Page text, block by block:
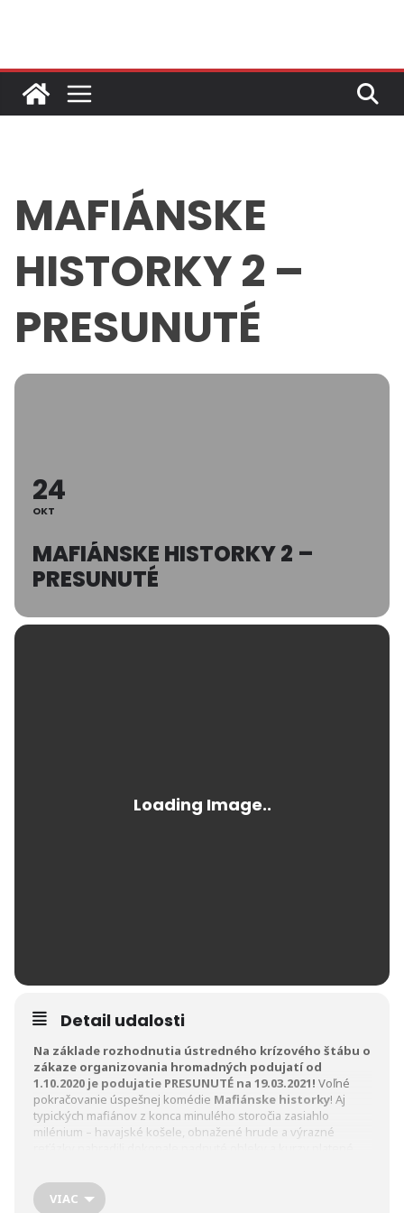
MAFIÁNSKE
HISTORKY 2 –
PRESUNUTÉ
24
OKT
MAFIÁNSKE HISTORKY 2 –
PRESUNUTÉ
Detail udalosti
Na základe rozhodnutia ústredného krízového štábu o
zákaze organizovania hromadných podujatí od
1.10.2020 je podujatie PRESUNUTÉ na 19.03.2021! Voľné
pokračovanie úspešnej komédie Mafiánske historky! Aj
typických mafiánov z konca minulého storočia zasiahlo
milénium – havajské košele, obnažené hrude a výrazné
Malte! Dievčatá pri silných mužoch sa zmenili tiež – už nenosia
kožuchy, ale bojujú za slobodu zvierat – stále však svojim
VIAC